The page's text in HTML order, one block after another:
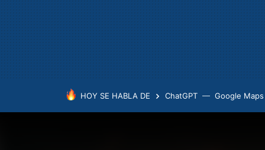
HOY SE HABLA DE ChatGPT Google Maps